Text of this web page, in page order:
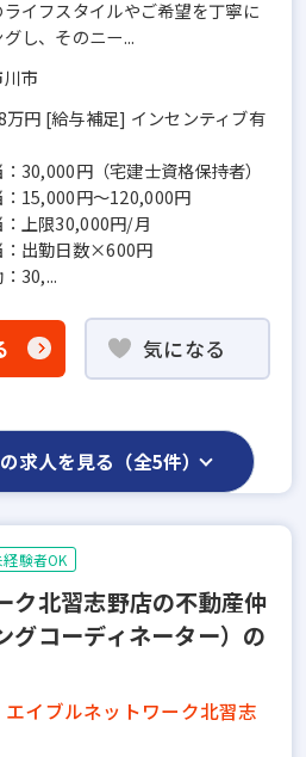
ライフスタイルやご希望を丁寧に
し、そのニー...
市
万円 [給与補足] インセンティブ有
30,000円（宅建士資格保持者）
15,000円～120,000円
：上限30,000円/月
：出勤日数×600円
30,...
気になる
求人を見る（全5件）
経験者OK
ク北習志野店の不動産仲
グコーディネーター）の
イブルネットワーク北習志